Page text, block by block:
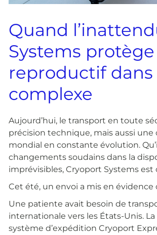
Quand
Systems
reproductif
complexe
Aujourd’hui, le transport en toute
précision technique, mais aussi
mondial en constante évolution.
changements soudains dans la
imprévisibles, Cryoport Systems
Cet été, un envoi a mis en
Une patiente avait besoin de
internationale vers les États-Unis.
système d’expédition Cryoport